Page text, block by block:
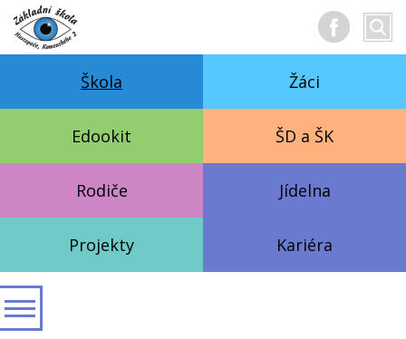
text
Škola Žáci
Edookit ŠD a ŠK
Rodiče Jídelna
Projekty Kariéra